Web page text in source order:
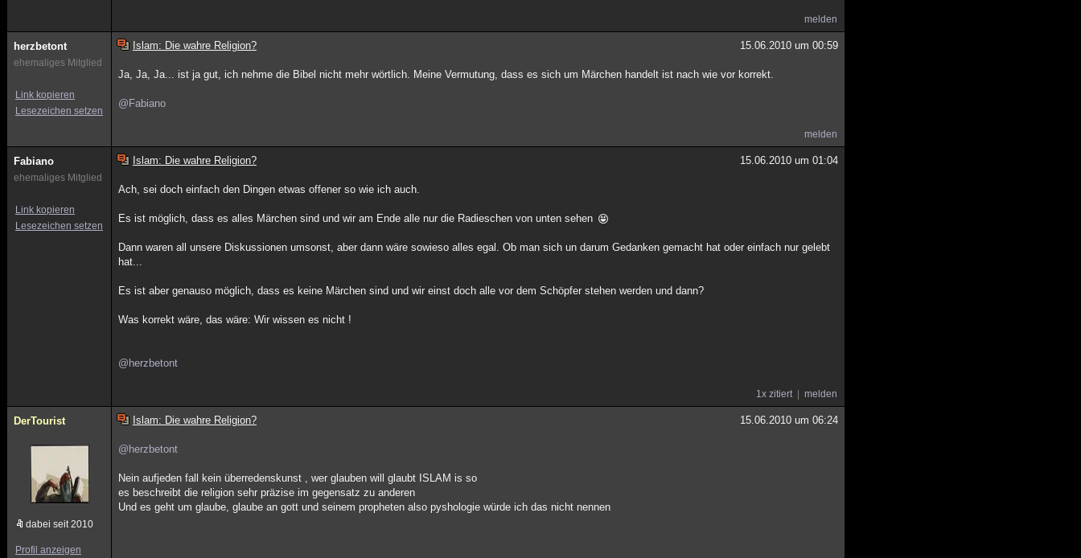
melden
herzbetont
ehemaliges Mitglied
Link kopieren
Lesezeichen setzen
Islam: Die wahre Religion? 15.06.2010 um 00:59
Ja, Ja, Ja... ist ja gut, ich nehme die Bibel nicht mehr wörtlich. Meine Vermutung, dass es sich um Märchen handelt ist nach wie vor korrekt.
@Fabiano
melden
Fabiano
ehemaliges Mitglied
Link kopieren
Lesezeichen setzen
Islam: Die wahre Religion? 15.06.2010 um 01:04
Ach, sei doch einfach den Dingen etwas offener so wie ich auch.
Es ist möglich, dass es alles Märchen sind und wir am Ende alle nur die Radieschen von unten sehen
Dann waren all unsere Diskussionen umsonst, aber dann wäre sowieso alles egal. Ob man sich un darum Gedanken gemacht hat oder einfach nur gelebt
hat...
Es ist aber genauso möglich, dass es keine Märchen sind und wir einst doch alle vor dem Schöpfer stehen werden und dann?
Was korrekt wäre, das wäre: Wir wissen es nicht !
@herzbetont
1x zitiert melden
DerTourist
dabei seit 2010
Profil anzeigen
Islam: Die wahre Religion? 15.06.2010 um 06:24
@herzbetont
Nein aufjeden fall kein überredenskunst , wer glauben will glaubt ISLAM is so
es beschreibt die religion sehr präzise im gegensatz zu anderen
Und es geht um glaube, glaube an gott und seinem propheten also pyshologie würde ich das nicht nennen